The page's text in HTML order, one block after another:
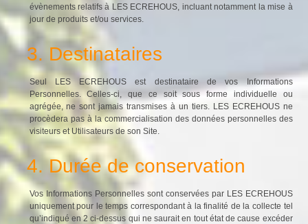
évènements relatifs à LES ECREHOUS, incluant notamment la mise à
jour de produits et/ou services.
3. Destinataires
Seul LES ECREHOUS est destinataire de vos Informations
Personnelles. Celles-ci, que ce soit sous forme individuelle ou
agrégée, ne sont jamais transmises à un tiers. LES ECREHOUS ne
procèdera pas à la commercialisation des données personnelles des
visiteurs et Utilisateurs de son Site.
4. Durée de conservation
Vos Informations Personnelles sont conservées par LES ECREHOUS
uniquement pour le temps correspondant à la finalité de la collecte tel
qu’indiqué en 2 ci-dessus qui ne saurait en tout état de cause excéder